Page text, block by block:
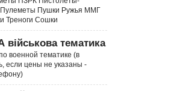
Пушки Ружья ММГ
Треноги Сошки
військова тематика
военной тематике (в
если цены не указаны -